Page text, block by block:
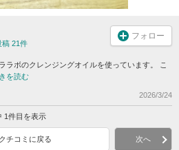
稿 21件
フォロー
ラボのクレンジングオイルを使っています。 こ
を読む
2026/3/24
1件目を表示
クチコミに戻る 次へ